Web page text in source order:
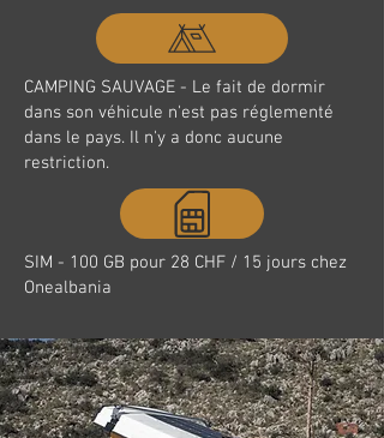
CAMPING SAUVAGE - Le fait de dormir
dans son véhicule n'est pas réglementé
dans le pays. Il n'y a donc aucune
restriction.
SIM - 100 GB pour 28 CHF / 15 jours chez
Onealbania